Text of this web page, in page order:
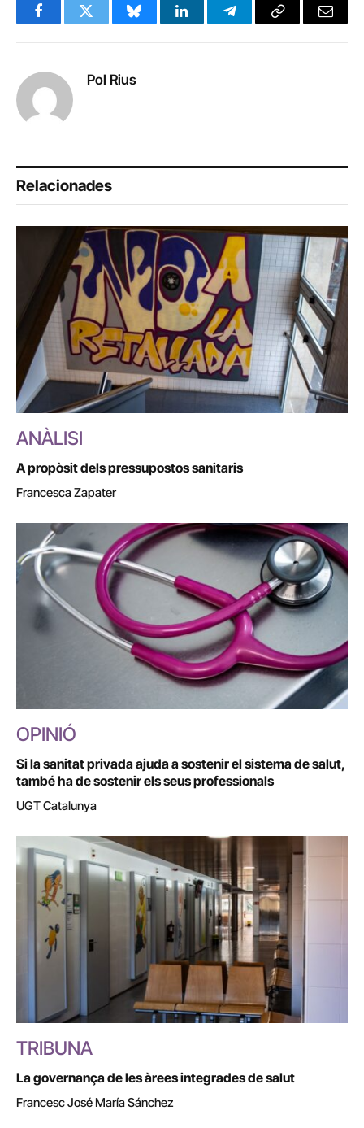
FacebookTwitter BlueskyLinkedInTelegramCopy
Email
Pol Rius
Relacionades
ANÀLISI
A propòsit dels pressupostos sanitaris
Francesca Zapater
OPINIÓ
Si la sanitat privada ajuda a sostenir el sistema de salut,
també ha de sostenir els seus professionals
UGT Catalunya
TRIBUNA
La governança de les àrees integrades de salut
Francesc José María Sánchez